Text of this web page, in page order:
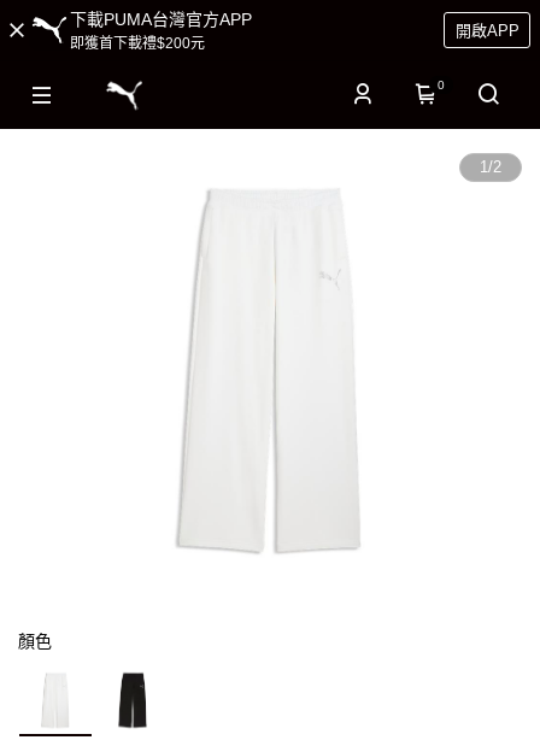
下載PUMA台灣官方APP
即獲首下載禮$200元
開啟APP
0
1/2
顏色